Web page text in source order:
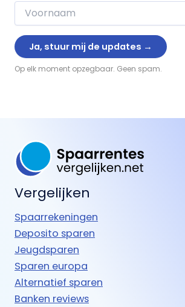
Op elk moment opzegbaar. Geen spam.
Vergelijken
Spaarrekeningen
Deposito sparen
Jeugdsparen
Sparen europa
Alternatief sparen
Banken reviews